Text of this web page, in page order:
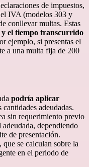
de impuestos,
IVA (modelos 303 y
conllevar multas. Estas
y el tiempo transcurrido
ejemplo, si presentas el
a una multa fija de 200
podría aplicar
cantidades adeudadas.
sin requerimiento previo
dependiendo
de presentación.
que se calculan sobre la
en el periodo de